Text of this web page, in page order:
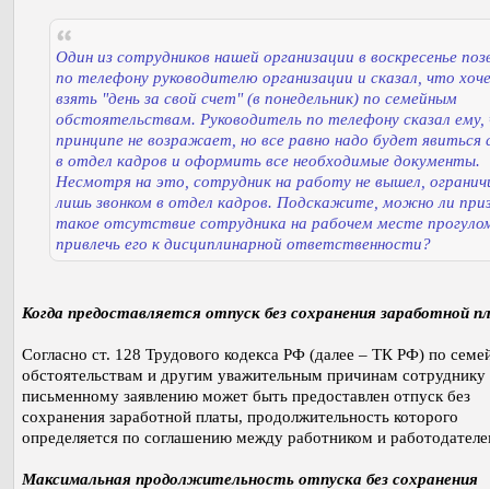
Один из сотрудников нашей организации в воскресенье
по телефону руководителю организации и сказал, что
взять "день за свой счет" (в понедельник) по семейным
обстоятельствам. Руководитель по телефону сказал ему,
принципе не возражает, но все равно надо будет явиться
в отдел кадров и оформить все необходимые документы.
Несмотря на это, сотрудник на работу не вышел,
лишь звонком в отдел кадров. Подскажите, можно ли
такое отсутствие сотрудника на рабочем месте
привлечь его к дисциплинарной ответственности?
Когда предоставляется отпуск без сохранения заработной
Согласно ст. 128 Трудового кодекса РФ (далее – ТК РФ) по
обстоятельствам и другим уважительным причинам сотруднику
письменному заявлению может быть предоставлен отпуск без
сохранения заработной платы, продолжительность которого
определяется по соглашению между работником и
Максимальная продолжительность отпуска без сохранения